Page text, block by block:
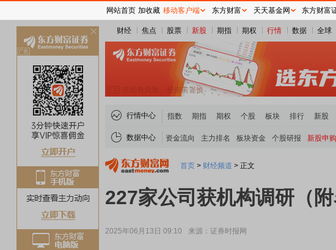
财经 焦点 股票 新股 期指 期权 行情 数据 全球
行情中心 指数 期指 期权 个股 板块 排行 新股
数据中心 资金流向 主力排名 板块资金 个股研报 新股申购
首页 > 财经频道 > 正文
227家公司获机构调研（附
2025年06月13日 09:10 来源：证券时报网
网站首页 加收藏 移动客户端 东方财富 天天基金网 东方财富
关